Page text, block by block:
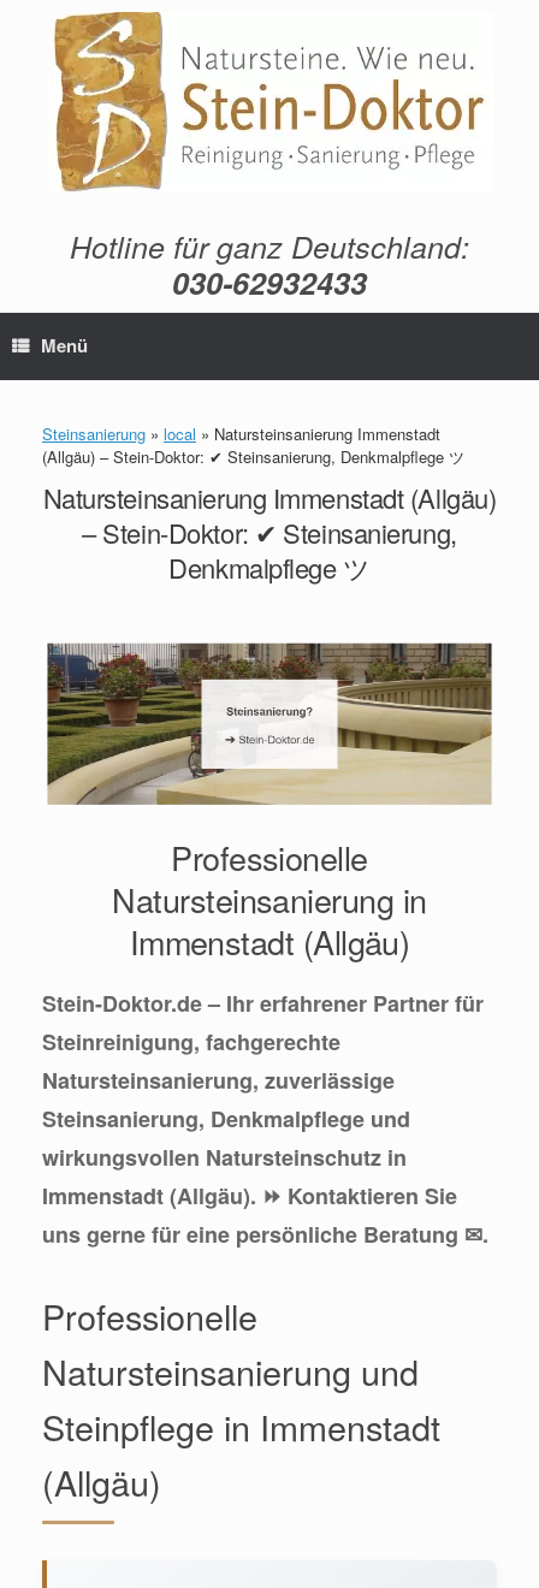
springen
Hotline für ganz Deutschland:
030-62932433
Menü
Steinsanierung » local » Natursteinsanierung Immenstadt
(Allgäu) – Stein-Doktor: ✔ Steinsanierung, Denkmalpflege ツ
Natursteinsanierung Immenstadt (Allgäu)
– Stein-Doktor: ✔ Steinsanierung,
Denkmalpflege ツ
Professionelle
Natursteinsanierung in
Immenstadt (Allgäu)
Stein-Doktor.de – Ihr erfahrener Partner für
Steinreinigung, fachgerechte
Natursteinsanierung, zuverlässige
Steinsanierung, Denkmalpflege und
wirkungsvollen Natursteinschutz in
Immenstadt (Allgäu). ⏩ Kontaktieren Sie
uns gerne für eine persönliche Beratung ✉.
Professionelle
Natursteinsanierung und
Steinpflege in Immenstadt
(Allgäu)